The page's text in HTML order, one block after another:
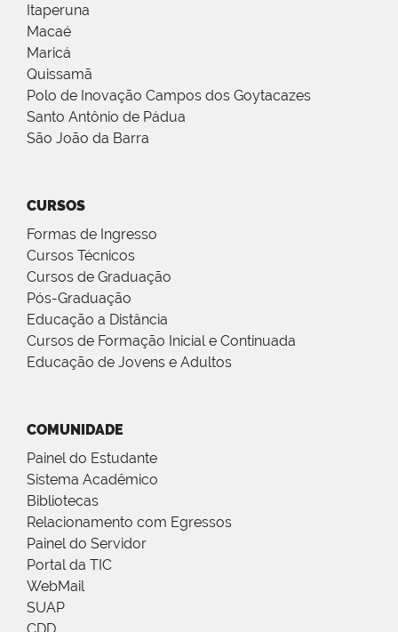
Itaperuna
Macaé
Maricá
Quissamã
Polo de Inovação Campos dos Goytacazes
Santo Antônio de Pádua
São João da Barra
CURSOS
Formas de Ingresso
Cursos Técnicos
Cursos de Graduação
Pós-Graduação
Educação a Distância
Cursos de Formação Inicial e Continuada
Educação de Jovens e Adultos
COMUNIDADE
Painel do Estudante
Sistema Acadêmico
Bibliotecas
Relacionamento com Egressos
Painel do Servidor
Portal da TIC
WebMail
SUAP